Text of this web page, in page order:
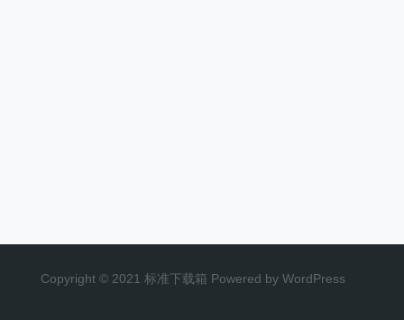
Copyright © 2021 标准下载箱 Powered by WordPress